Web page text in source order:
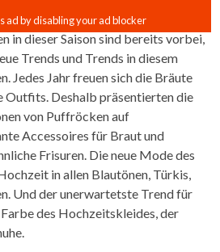
in dieser Saison sind bereits vorbei,
Trends und Trends in diesem
Jedes Jahr freuen sich die Bräute
Outfits. Deshalb präsentierten die
von Puffröcken auf
Accessoires für Braut und
Frisuren. Die neue Mode des
in allen Blautönen, Türkis,
Und der unerwartetste Trend für
des Hochzeitskleides, der